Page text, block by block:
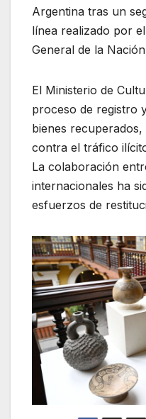
Argentina tras un
línea realizado por
General de la
El Ministerio de
proceso de registro
bienes
contra el tráfico
La colaboración
internacionales ha
esfuerzos de